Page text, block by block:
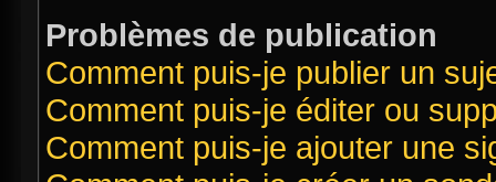
Problèmes de publication
Comment puis-je publier un
Comment puis-je éditer ou
Comment puis-je ajouter une